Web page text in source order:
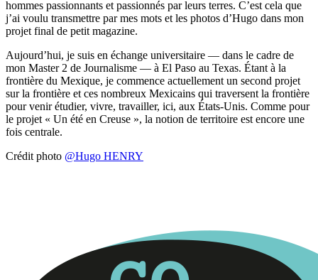
hommes passionnants et passionnés par leurs terres. C’est cela que
j’ai voulu transmettre par mes mots et les photos d’Hugo dans mon
projet final de petit magazine.
Aujourd’hui, je suis en échange universitaire — dans le cadre de
mon Master 2 de Journalisme — à El Paso au Texas. Étant à la
frontière du Mexique, je commence actuellement un second projet
sur la frontière et ces nombreux Mexicains qui traversent la frontière
pour venir étudier, vivre, travailler, ici, aux États-Unis. Comme pour
le projet « Un été en Creuse », la notion de territoire est encore une
fois centrale.
Crédit photo @Hugo HENRY